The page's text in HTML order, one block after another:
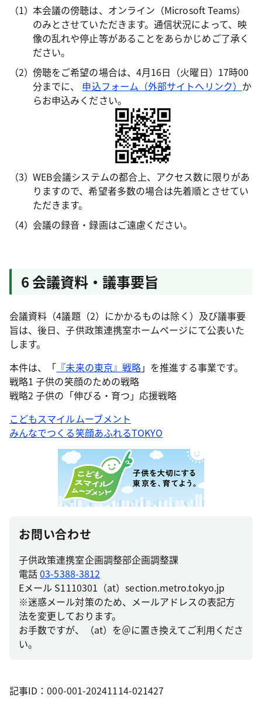
本会議の傍聴は、オンライン（Microsoft Teams）
のみとさせていただきます。通信状況によって、映
像の乱れや停止等があることをあらかじめご了承く
ださい。
傍聴をご希望の場合は、4月16日（火曜日）17時00
分までに、 申込フォーム（外部サイトへリンク） か
らお申込みください。
WEB会議システムの都合上、アクセス数に限りがあ
りますので、希望者多数の場合は先着順とさせてい
ただきます。
会議の録音・録画はご遠慮ください。
6 会議資料・議事要旨
会議資料（4議題（2）にかかるものは除く）及び議事要
旨は、後日、子供政策連携室ホームページにて公表いた
します。
本件は、「 『未来の東京』戦略」を推進する事業です。
戦略1 子供の笑顔のための戦略
戦略2 子供の「伸びる・育つ」応援戦略
こどもスマイルムーブメント
みんなでつくる笑顔あふれるTOKYO
お問い合わせ
子供政策連携室企画調整部企画調整課
電話03-5388-3812
Eメール S1110301（at）section.metro.tokyo.jp
※迷惑メール対策のため、メールアドレスの表記方
法を変更しております。
お手数ですが、（at）を＠に置き換えてご利用くださ
い。
記事ID：000-001-20241114-021427